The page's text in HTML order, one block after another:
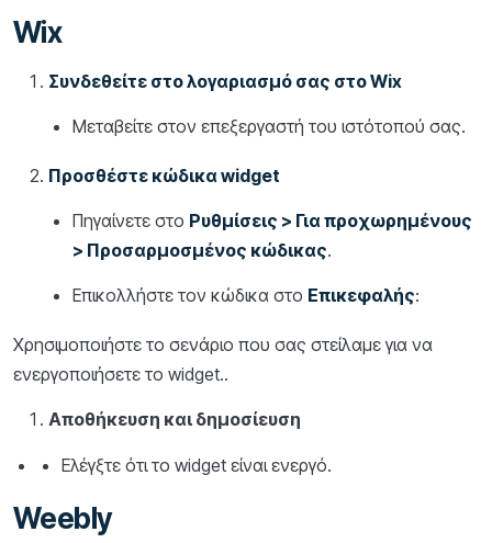
Wix
Συνδεθείτε στο λογαριασμό σας στο Wix
Μεταβείτε στον επεξεργαστή του ιστότοπού σας.
Προσθέστε κώδικα widget
Πηγαίνετε στο Ρυθμίσεις > Για προχωρημένους
> Προσαρμοσμένος κώδικας.
Επικολλήστε τον κώδικα στο Επικεφαλής:
Χρησιμοποιήστε το σενάριο που σας στείλαμε για να
ενεργοποιήσετε το widget..
Αποθήκευση και δημοσίευση
Ελέγξτε ότι το widget είναι ενεργό.
Weebly